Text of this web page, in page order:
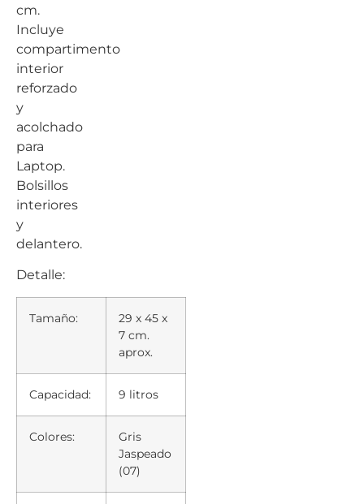
cm.
Incluye
compartimento
interior
reforzado
y
acolchado
para
Laptop.
Bolsillos
interiores
y
delantero.
Detalle:
Tamaño:
29 x 45 x
7 cm.
aprox.
Capacidad: 9 litros
Colores:
Gris
Jaspeado
(07)